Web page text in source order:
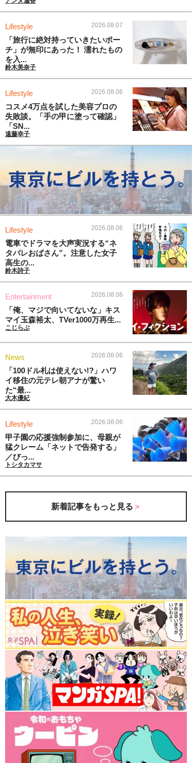
Lifestyle 2026.08.07
「旅行に絶対持っていきたいポー
チ」が無印にあった！ 濡れたもの
を入...
鈴木美奈子
Lifestyle 2026.08.06
コスメ4万点を試した美容プロの
失敗談。「手の甲に塗って確認」
「SN...
遠藤幸子
Lifestyle 2026.08.06
電車でドラマを大声実況する“ネ
タバレおばさん”。注意した女子
高生の...
鈴木詩子
Entertainment 2026.08.06
「俺、マジで向いてないな」キス
マイ玉森裕太、TVer1000万再生...
こじらぶ
News 2026.08.06
「100ドル札は使えない!?」ハワ
イ移住の元テレ朝アナが驚い
た“最...
大木優紀
Lifestyle 2026.08.06
甲子園の応援強制参加に、母親が
猛クレーム「ネットで告発する」
／びっ...
トシタカマサ
新着記事をもっと見る